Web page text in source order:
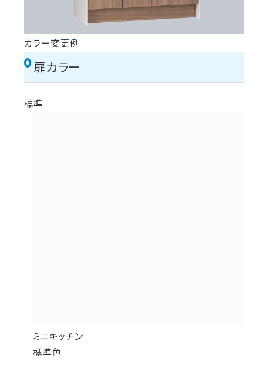
カラー変更例
扉カラー
標準
ミニキッチン
標準色